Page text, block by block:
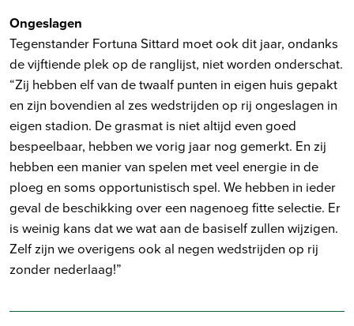
Ongeslagen
Tegenstander Fortuna Sittard moet ook dit jaar, ondanks
de vijftiende plek op de ranglijst, niet worden onderschat.
“Zij hebben elf van de twaalf punten in eigen huis gepakt
en zijn bovendien al zes wedstrijden op rij ongeslagen in
eigen stadion. De grasmat is niet altijd even goed
bespeelbaar, hebben we vorig jaar nog gemerkt. En zij
hebben een manier van spelen met veel energie in de
ploeg en soms opportunistisch spel. We hebben in ieder
geval de beschikking over een nagenoeg fitte selectie. Er
is weinig kans dat we wat aan de basiself zullen wijzigen.
Zelf zijn we overigens ook al negen wedstrijden op rij
zonder nederlaag!”